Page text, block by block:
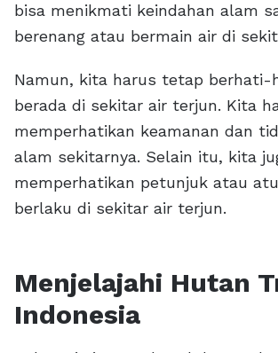
bisa menikmati keindahan alam
berenang atau bermain air di
Namun, kita harus tetap berhati-
berada di sekitar air terjun. Kita
memperhatikan keamanan dan
alam sekitarnya. Selain itu, kita
memperhatikan petunjuk atau
berlaku di sekitar air terjun.
Menjelajahi Hutan
Indonesia